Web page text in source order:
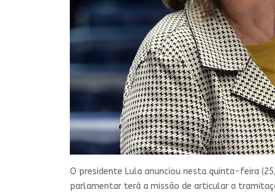
O presidente Lula anunciou nesta quinta-feira
parlamentar terá a missão de articular a